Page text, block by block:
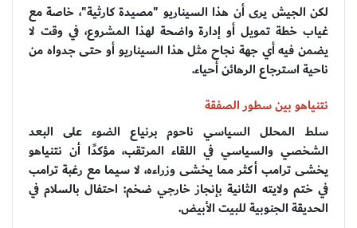
لكن الجيش يرى أن هذا السيناريو "مصيدة كارثية"، خاصة مع
غياب خطة تمويل أو إدارة واضحة لهذا المشروع، في وقت لا
يضمن فيه أي جهة نجاح مثل هذا السيناريو أو حتى جدواه من
ناحية استرجاع الرهائن أحياء.
نتنياهو بين سطور الصفقة
سلط المحلل السياسي ناحوم برنياع الضوء على البعد
الشخصي والسياسي في اللقاء المرتقب، مؤكدًا أن نتنياهو
يخشى ترامب أكثر مما يخشى وزراءه، لا سيما مع رغبة ترامب
في ختم ولايته الثانية بإنجاز خارجي ضخم: احتفال بالسلام في
الحديقة الجنوبية للبيت الأبيض.